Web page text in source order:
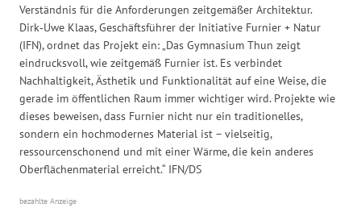
Verständnis für die Anforderungen zeitgemäßer Architektur.
Dirk‑Uwe Klaas, Geschäftsführer der Initiative Furnier + Natur
(IFN), ordnet das Projekt ein: „Das Gymnasium Thun zeigt
eindrucksvoll, wie zeitgemäß Furnier ist. Es verbindet
Nachhaltigkeit, Ästhetik und Funktionalität auf eine Weise, die
gerade im öffentlichen Raum immer wichtiger wird. Projekte wie
dieses beweisen, dass Furnier nicht nur ein traditionelles,
sondern ein hochmodernes Material ist – vielseitig,
ressourcenschonend und mit einer Wärme, die kein anderes
Oberflächenmaterial erreicht.“ IFN/DS
bezahlte Anzeige